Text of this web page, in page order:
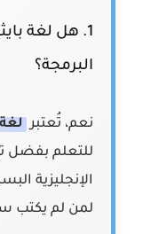
1. هل لغة
البرمجة؟
نعم، تُعتبر
للتعلم بفضل
الإنجليزية
لمن لم يكتب